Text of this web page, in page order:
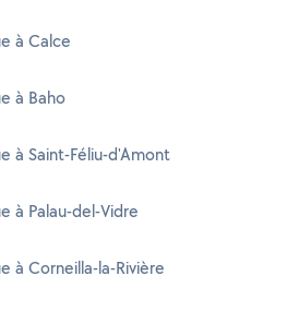
à Calce
à Baho
à Saint-Féliu-d'Amont
à Palau-del-Vidre
à Corneilla-la-Rivière